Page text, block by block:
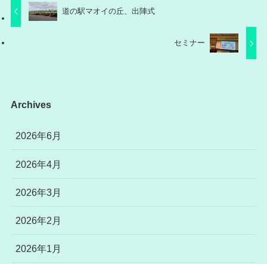
道の駅マオイの丘、出陣式
セミナー
Archives
2026年6月
2026年4月
2026年3月
2026年2月
2026年1月